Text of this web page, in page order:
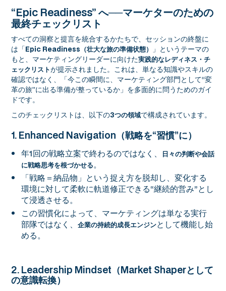
“Epic Readiness” へ──マーケターのための
最終チェックリスト
すべての洞察と提言を統合するかたちで、セッションの終盤に
は「Epic Readiness（壮大な旅の準備状態）
」というテーマの
もと、マーケティングリーダーに向けた実践的なレディネス・チ
ェックリストが提示されました。これは、単なる知識やスキルの
確認ではなく、「今この瞬間に、マーケティング部門として“変
革の旅”に出る準備が整っているか」を多面的に問うためのガイ
ドです。
このチェックリストは、以下の3つの領域で構成されています。
1. Enhanced Navigation（戦略を“習慣”に）
年1回の戦略立案で終わるのではなく、
日々の判断や会話
に戦略思考を根づかせる。
「戦略＝納品物」という捉え方を脱却し、変化する
環境に対して柔軟に軌道修正できる“継続的営み”とし
て浸透させる。
この習慣化によって、マーケティングは単なる実行
部隊ではなく、企業の持続的成長エンジンとして機能し始
める。
2. Leadership Mindset（Market Shaperとして
の意識転換）